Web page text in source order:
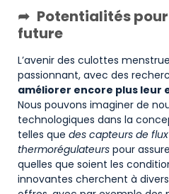
Potentialités
future
L’avenir des culottes
passionnant, avec des
améliorer encore plus leur
Nous pouvons imaginer de
technologiques dans la
telles que des capteurs de
thermorégulateurs pour
quelles que soient les
innovantes cherchent à